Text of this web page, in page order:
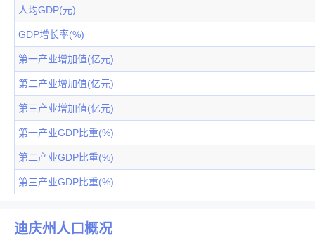
人均GDP(元)
GDP增长率(%)
第一产业增加值(亿元)
第二产业增加值(亿元)
第三产业增加值(亿元)
第一产业GDP比重(%)
第二产业GDP比重(%)
第三产业GDP比重(%)
迪庆州人口概况